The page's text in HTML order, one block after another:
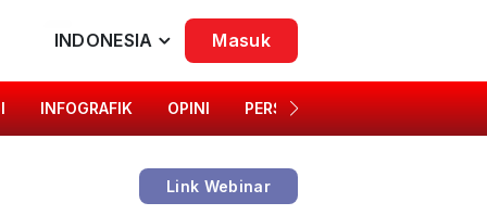
INDONESIA Masuk
INFOGRAFIK OPINI PERSONA
Link Webinar